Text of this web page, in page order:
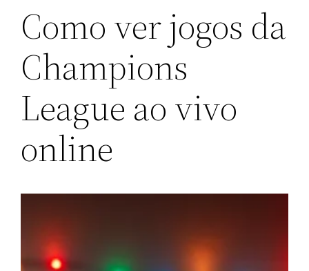
Como ver jogos da
Champions
League ao vivo
online